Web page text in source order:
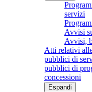
servizi
Avvisi
Avvisi,
Atti relativi
pubblici di
pubblici di
concessioni
Espandi